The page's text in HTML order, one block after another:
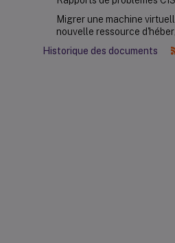
Migrer une machine
nouvelle ressource
Historique des documents